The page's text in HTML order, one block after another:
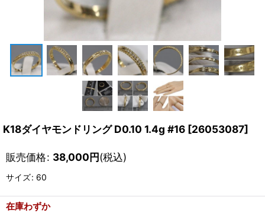
K18ダイヤモンドリング D0.10 1.4g #16 [26053087]
販売価格: 38,000円(税込)
サイズ: 60
在庫わずか